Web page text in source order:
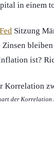
in einem
Sitzung
ist?
der Korrelation